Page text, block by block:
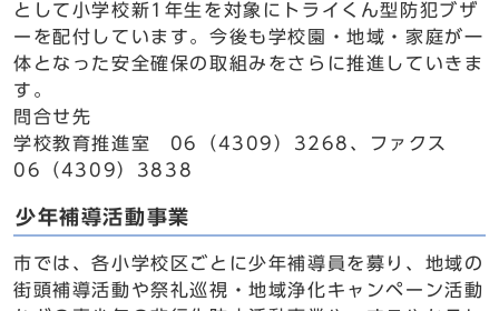
として小学校新1年生を対象にトライくん型防犯ブザ
ーを配付しています。今後も学校園・地域・家庭が一
体となった安全確保の取組みをさらに推進していきま
す。
問合せ先
学校教育推進室 06（4309）3268、ファクス
06（4309）3838
少年補導活動事業
市では、各小学校区ごとに少年補導員を募り、地域の
街頭補導活動や祭礼巡視・地域浄化キャンペーン活動